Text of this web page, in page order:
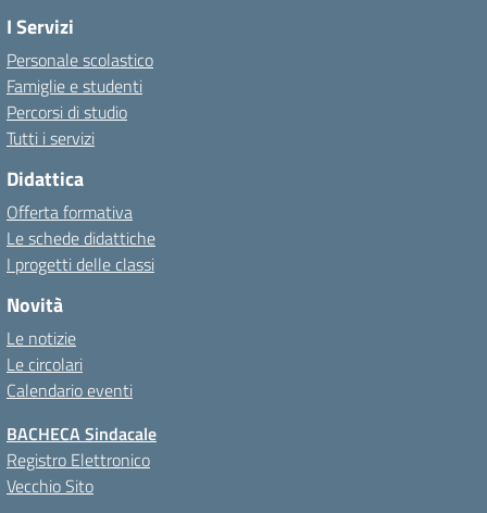
I Servizi
Personale scolastico
Famiglie e studenti
Percorsi di studio
Tutti i servizi
Didattica
Offerta formativa
Le schede didattiche
I progetti delle classi
Novità
Le notizie
Le circolari
Calendario eventi
BACHECA Sindacale
Registro Elettronico
Vecchio Sito